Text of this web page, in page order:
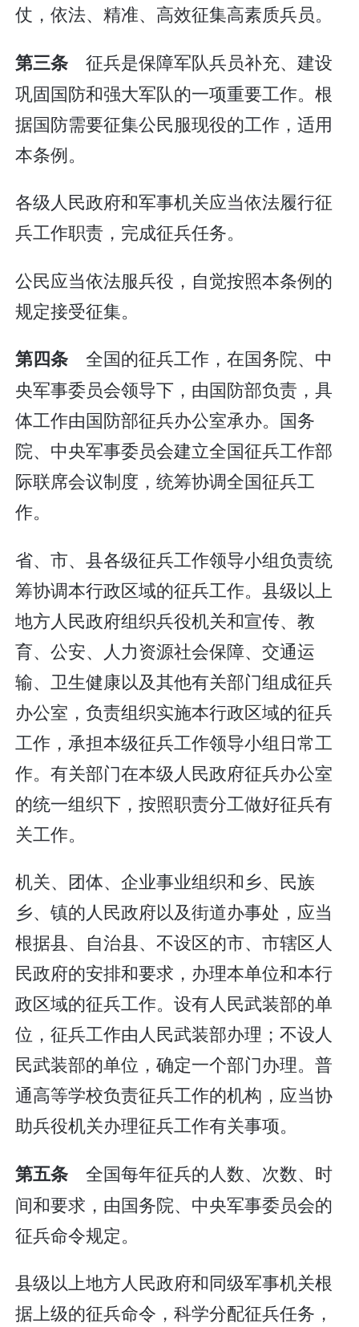
仗，依法、精准、高效征集高素质兵员。
第三条 征兵是保障军队兵员补充、建设
巩固国防和强大军队的一项重要工作。根
据国防需要征集公民服现役的工作，适用
本条例。
各级人民政府和军事机关应当依法履行征
兵工作职责，完成征兵任务。
公民应当依法服兵役，自觉按照本条例的
规定接受征集。
第四条 全国的征兵工作，在国务院、中
央军事委员会领导下，由国防部负责，具
体工作由国防部征兵办公室承办。国务
院、中央军事委员会建立全国征兵工作部
际联席会议制度，统筹协调全国征兵工
作。
省、市、县各级征兵工作领导小组负责统
筹协调本行政区域的征兵工作。县级以上
地方人民政府组织兵役机关和宣传、教
育、公安、人力资源社会保障、交通运
输、卫生健康以及其他有关部门组成征兵
办公室，负责组织实施本行政区域的征兵
工作，承担本级征兵工作领导小组日常工
作。有关部门在本级人民政府征兵办公室
的统一组织下，按照职责分工做好征兵有
关工作。
机关、团体、企业事业组织和乡、民族
乡、镇的人民政府以及街道办事处，应当
根据县、自治县、不设区的市、市辖区人
民政府的安排和要求，办理本单位和本行
政区域的征兵工作。设有人民武装部的单
位，征兵工作由人民武装部办理；不设人
民武装部的单位，确定一个部门办理。普
通高等学校负责征兵工作的机构，应当协
助兵役机关办理征兵工作有关事项。
第五条 全国每年征兵的人数、次数、时
间和要求，由国务院、中央军事委员会的
征兵命令规定。
县级以上地方人民政府和同级军事机关根
据上级的征兵命令，科学分配征兵任务，